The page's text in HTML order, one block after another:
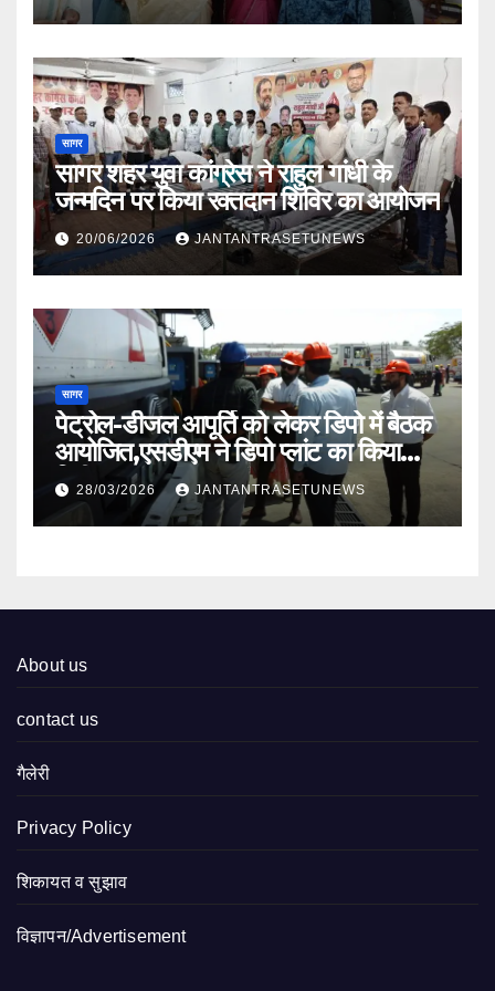
सागर
सागर शहर युवा कांग्रेस ने राहुल गांधी के
जन्मदिन पर किया रक्तदान शिविर का आयोजन
20/06/2026 JANTANTRASETUNEWS
सागर
पेट्रोल-डीजल आपूर्ति को लेकर डिपो में बैठक
आयोजित,एसडीएम ने डिपो प्लांट का किया
निरीक्षण
28/03/2026 JANTANTRASETUNEWS
About us
contact us
गैलेरी
Privacy Policy
शिकायत व सुझाव
विज्ञापन/Advertisement